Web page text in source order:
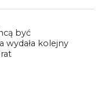
być
wydała kolejny